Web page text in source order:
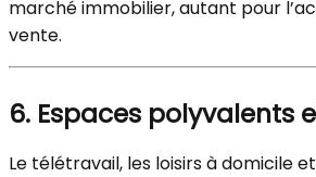
marché immobilier, autant pour
vente.
6. Espaces polyvalents
Le télétravail, les loisirs à domicile